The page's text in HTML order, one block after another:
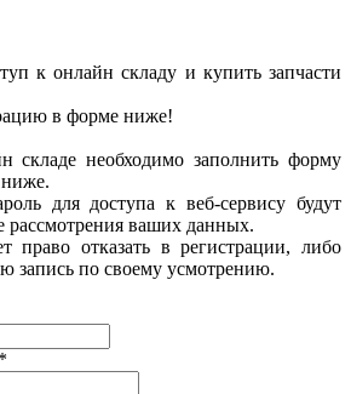
к онлайн складу и купить запчасти
в форме ниже!
складе необходимо заполнить форму
для доступа к веб-сервису будут
рассмотрения ваших данных.
право отказать в регистрации, либо
запись по своему усмотрению.
*